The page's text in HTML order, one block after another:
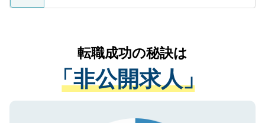
ているすべての個人データはご本人の許可
は、個人情報の取り扱いについての厳密な
管理基準を満たした事業者のみに付与され
る、プライバシーマークを取得済みです。
かがいして、現在の医療機関の状況や紹介
経験をまじえながら、適切なアドバイスを
させていただきます。すぐにご転職をされ
ない方には、長期的なサポートが可能です
ので、まずはご登録ください。
転職成功の秘訣は
「非公開求人」